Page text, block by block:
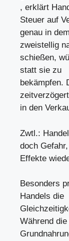
, erklärt
Steuer auf
genau in
zweistellig
schießen,
statt sie zu
bekämpfen.
in den
Zwtl.:
doch
Effekte
Besonders
Handels die
Während